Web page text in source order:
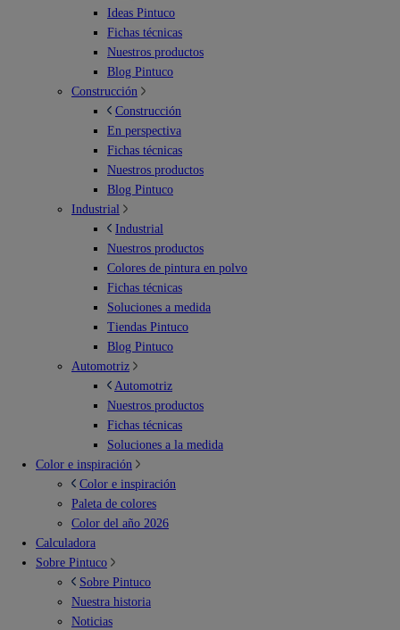
Ideas Pintuco
Fichas técnicas
Nuestros productos
Blog Pintuco
Construcción
Construcción
En perspectiva
Fichas técnicas
Nuestros productos
Blog Pintuco
Industrial
Industrial
Nuestros productos
Colores de pintura en polvo
Fichas técnicas
Soluciones a medida
Tiendas Pintuco
Blog Pintuco
Automotriz
Automotriz
Nuestros productos
Fichas técnicas
Soluciones a la medida
Color e inspiración
Color e inspiración
Paleta de colores
Color del año 2026
Calculadora
Sobre Pintuco
Sobre Pintuco
Nuestra historia
Noticias